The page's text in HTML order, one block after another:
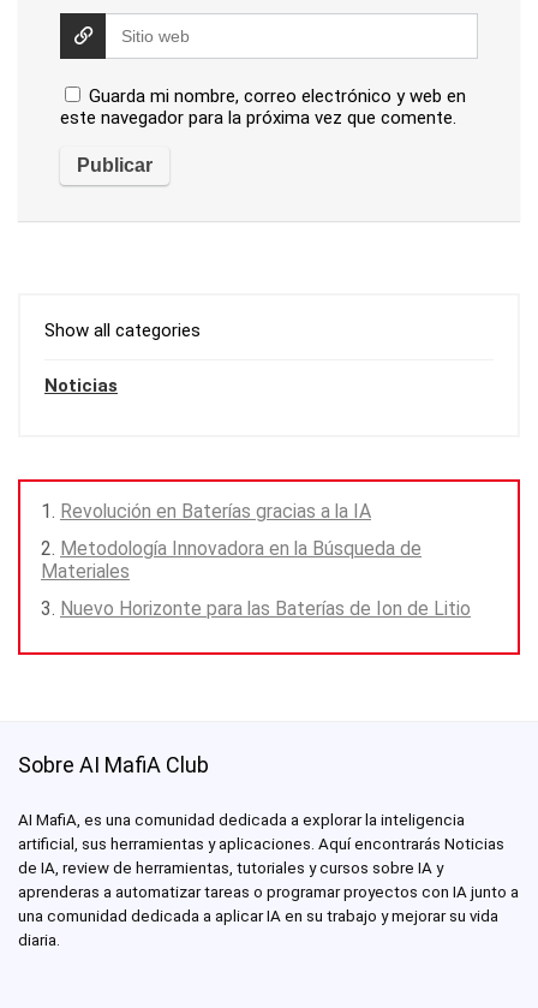
Guarda mi nombre, correo electrónico y web en
este navegador para la próxima vez que comente.
Show all categories
Noticias
Revolución en Baterías gracias a la IA
Metodología Innovadora en la Búsqueda de
Materiales
Nuevo Horizonte para las Baterías de Ion de Litio
Sobre AI MafiA Club
AI MafiA, es una comunidad dedicada a explorar la inteligencia
artificial, sus herramientas y aplicaciones. Aquí encontrarás Noticias
de IA, review de herramientas, tutoriales y cursos sobre IA y
aprenderas a automatizar tareas o programar proyectos con IA junto a
una comunidad dedicada a aplicar IA en su trabajo y mejorar su vida
diaria.